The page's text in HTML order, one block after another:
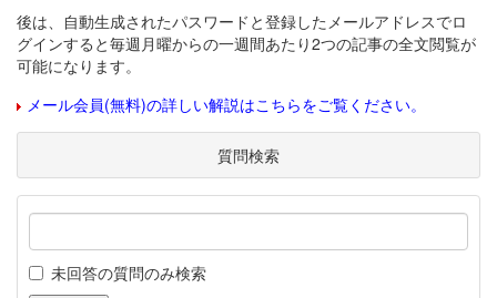
後は、自動生成されたパスワードと登録したメールアドレスでロ
グインすると毎週月曜からの一週間あたり2つの記事の全文閲覧が
可能になります。
メール会員(無料)の詳しい解説はこちらをご覧ください。
質問検索
未回答の質問のみ検索